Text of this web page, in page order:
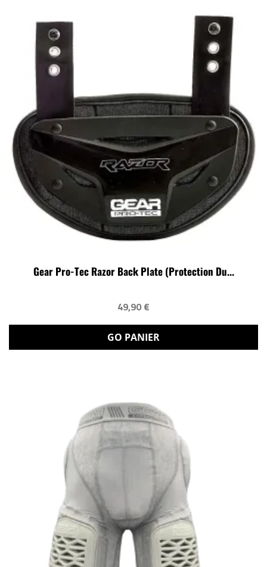
Gear Pro-Tec Razor Back Plate (protection Du...
49,90 €
GO PANIER